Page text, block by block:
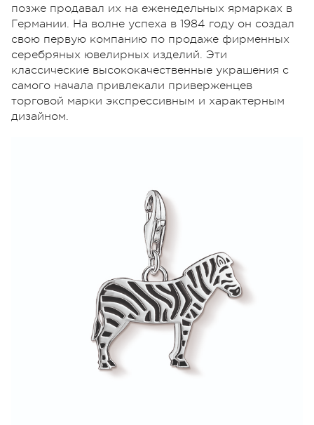
позже продавал их на еженедельных ярмарках в
Германии. На волне успеха в 1984 году он создал
свою первую компанию по продаже фирменных
серебряных ювелирных изделий. Эти
классические высококачественные украшения с
самого начала привлекали приверженцев
торговой марки экспрессивным и характерным
дизайном.